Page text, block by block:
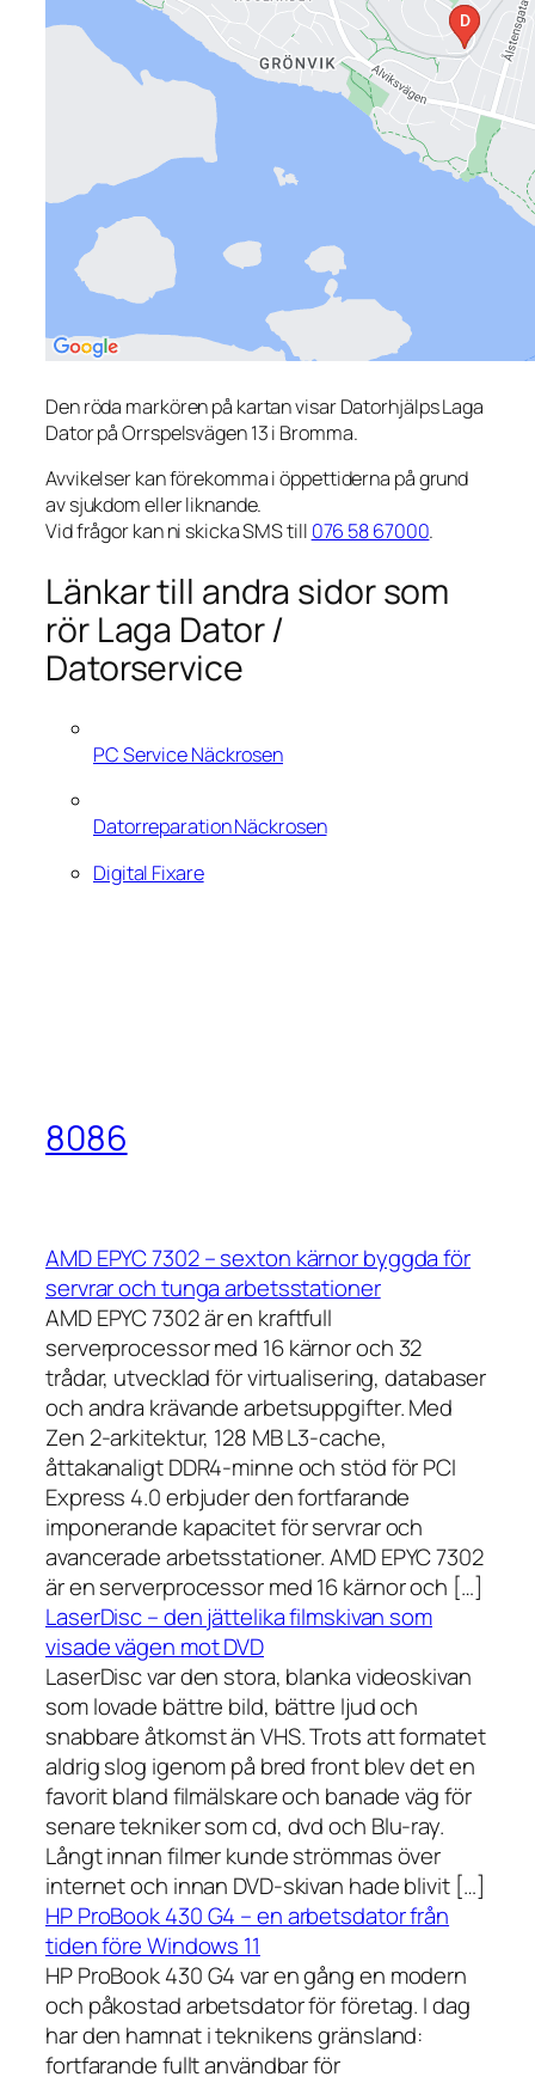
Den röda markören på kartan visar Datorhjälps Laga
Dator på Orrspelsvägen 13 i Bromma.
Avvikelser kan förekomma i öppettiderna på grund
av sjukdom eller liknande.
Vid frågor kan ni skicka SMS till 076 58 67000.
Länkar till andra sidor som
rör Laga Dator /
Datorservice
PC Service Näckrosen
Datorreparation Näckrosen
Digital Fixare
8086
AMD EPYC 7302 – sexton kärnor byggda för
servrar och tunga arbetsstationer
AMD EPYC 7302 är en kraftfull
serverprocessor med 16 kärnor och 32
trådar, utvecklad för virtualisering, databaser
och andra krävande arbetsuppgifter. Med
Zen 2-arkitektur, 128 MB L3-cache,
åttakanaligt DDR4-minne och stöd för PCI
Express 4.0 erbjuder den fortfarande
imponerande kapacitet för servrar och
avancerade arbetsstationer. AMD EPYC 7302
är en serverprocessor med 16 kärnor och […]
LaserDisc – den jättelika filmskivan som
visade vägen mot DVD
LaserDisc var den stora, blanka videoskivan
som lovade bättre bild, bättre ljud och
snabbare åtkomst än VHS. Trots att formatet
aldrig slog igenom på bred front blev det en
favorit bland filmälskare och banade väg för
senare tekniker som cd, dvd och Blu-ray.
Långt innan filmer kunde strömmas över
internet och innan DVD-skivan hade blivit […]
HP ProBook 430 G4 – en arbetsdator från
tiden före Windows 11
HP ProBook 430 G4 var en gång en modern
och påkostad arbetsdator för företag. I dag
har den hamnat i teknikens gränsland:
fortfarande fullt användbar för